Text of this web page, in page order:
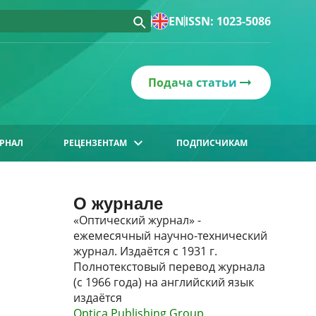
ENISSN: 1023-5086
Подача статьи
РЕЦЕНЗЕНТАМ ПОДПИСЧИКАМ
О журнале
«Оптический журнал» -
ежемесячный научно-технический
журнал. Издаётся с 1931 г.
Полнотекстовый перевод журнала
(с 1966 года) на английский язык
издаётся